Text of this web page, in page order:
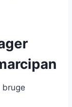
bruge